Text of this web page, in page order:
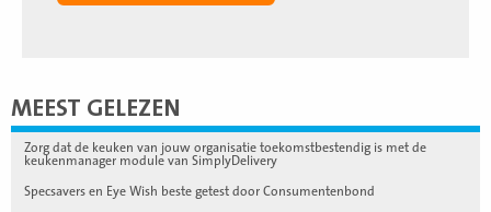
MEEST GELEZEN
Zorg dat de keuken van jouw organisatie toekomstbestendig is met de
keukenmanager module van SimplyDelivery
Specsavers en Eye Wish beste getest door Consumentenbond